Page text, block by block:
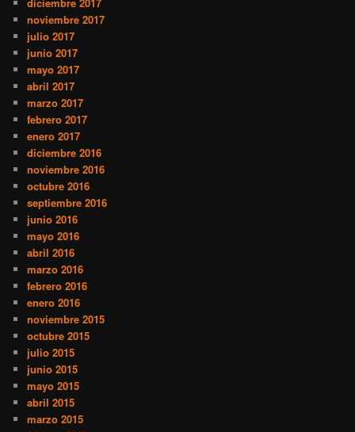
diciembre 2017
noviembre 2017
julio 2017
junio 2017
mayo 2017
abril 2017
marzo 2017
febrero 2017
enero 2017
diciembre 2016
noviembre 2016
octubre 2016
septiembre 2016
junio 2016
mayo 2016
abril 2016
marzo 2016
febrero 2016
enero 2016
noviembre 2015
octubre 2015
julio 2015
junio 2015
mayo 2015
abril 2015
marzo 2015